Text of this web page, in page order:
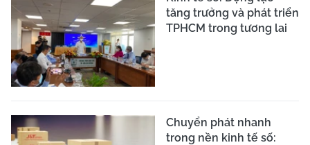
tăng trưởng và phát triển
TPHCM trong tương lai
Chuyển phát nhanh
trong nền kinh tế số: